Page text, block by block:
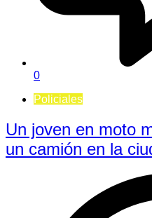
0
Policiales
Un joven en moto
un camión en la